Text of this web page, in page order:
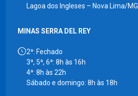
Lagoa dos Ingleses – Nova Lima/MG
MINAS SERRA DEL REY
2ª: Fechado
3ª, 5ª, 6ª: 8h às 16h
4ª: 8h às 22h
Sábado e domingo: 8h às 18h